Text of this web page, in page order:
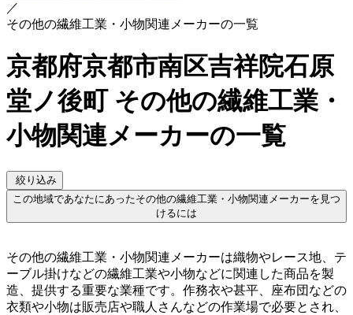
／
その他の繊維工業・小物関連メーカーの一覧
京都府京都市南区吉祥院石原
堂ノ後町 その他の繊維工業・
小物関連メーカーの一覧
絞り込み
この地域であなたにあったその他の繊維工業・小物関連メーカーを見つ
けるには
その他の繊維工業・小物関連メーカーは織物やレース地、テ
ーブル掛けなどの繊維工業や小物などに関連した商品を製
造、提供する重要な業種です。作務衣や甚平、座布団などの
衣類や小物は販売店や職人さんなどの作業場で必要とされ、